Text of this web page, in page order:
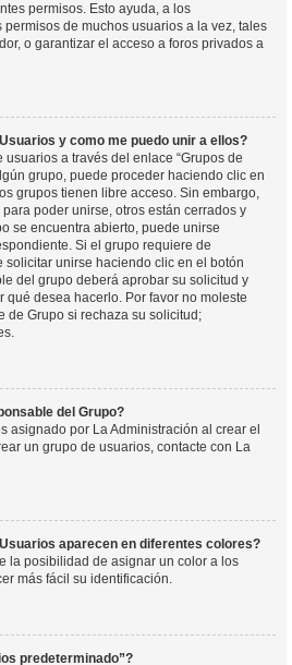
permisos. Esto ayuda, a los
de muchos usuarios a la vez, tales
o garantizar el acceso a foros privados a
y como me puedo unir a ellos?
usuarios a través del enlace “Grupos de
grupo, puede proceder haciendo clic en
grupos tienen libre acceso. Sin embargo,
poder unirse, otros están cerrados y
se encuentra abierto, puede unirse
Si el grupo requiere de
unirse haciendo clic en el botón
del grupo deberá aprobar su solicitud y
desea hacerlo. Por favor no moleste
de Grupo si rechaza su solicitud;
del Grupo?
asignado por La Administración al crear el
un grupo de usuarios, contacte con La
aparecen en diferentes colores?
la posibilidad de asignar un color a los
más fácil su identificación.
predeterminado”?